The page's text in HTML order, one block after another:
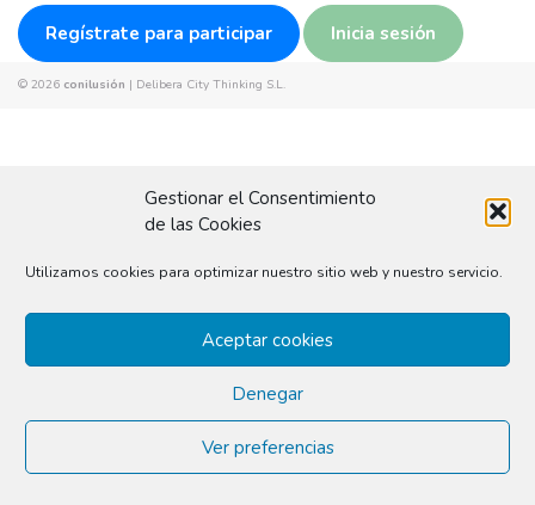
Gestionar el Consentimiento
de las Cookies
Utilizamos cookies para optimizar nuestro sitio web y nuestro servicio.
Aceptar cookies
Denegar
Ver preferencias
Regístrate para participar Inicia sesión
© 2026 conilusión | Delibera City Thinking S.L.